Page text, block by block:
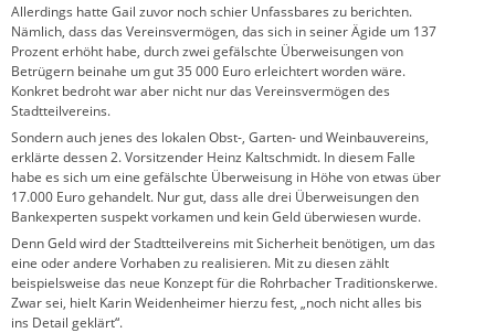
Allerdings hatte Gail zuvor noch schier Unfassbares zu berichten.
Nämlich, dass das Vereinsvermögen, das sich in seiner Ägide um 137
Prozent erhöht habe, durch zwei gefälschte Überweisungen von
Betrügern beinahe um gut 35 000 Euro erleichtert worden wäre.
Konkret bedroht war aber nicht nur das Vereinsvermögen des
Stadtteilvereins.
Sondern auch jenes des lokalen Obst-, Garten- und Weinbauvereins,
erklärte dessen 2. Vorsitzender Heinz Kaltschmidt. In diesem Falle
habe es sich um eine gefälschte Überweisung in Höhe von etwas über
17.000 Euro gehandelt. Nur gut, dass alle drei Überweisungen den
Bankexperten suspekt vorkamen und kein Geld überwiesen wurde.
Denn Geld wird der Stadtteilvereins mit Sicherheit benötigen, um das
eine oder andere Vorhaben zu realisieren. Mit zu diesen zählt
beispielsweise das neue Konzept für die Rohrbacher Traditionskerwe.
Zwar sei, hielt Karin Weidenheimer hierzu fest, „noch nicht alles bis
ins Detail geklärt“.